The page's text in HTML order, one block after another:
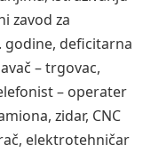
zavod za
godine, deficitarna
– trgovac,
– operater
zidar, CNC
elektrotehničar